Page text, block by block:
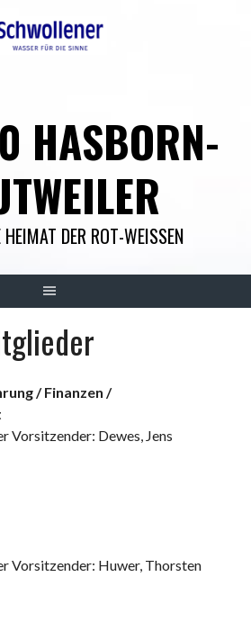
HASBORN-
DER ROT-WEISSEN
/ Finanzen /
Vorsitzender: Dewes, Jens
Vorsitzender: Huwer, Thorsten